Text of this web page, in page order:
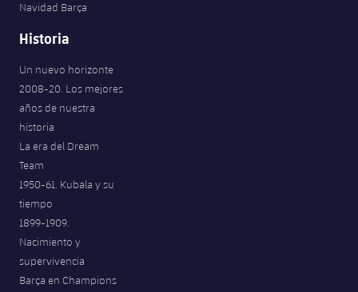
Agenda
Calendario
Clasificaciones
Resultados
Clasificaciones
Hockey Hierba Masculino
Hockey Hierba Femenino
plusicon
más
Actualidad
Plantilla
Agenda
Escuela de Patinaje
Rugby
Actualidad
Jugadores
Resultados
Voleibol
Voleibol masculino
Voleibol femenino
Apúntate a las amateurs
Carnet de las Secciones Amateurs
PLUSICON
MÁS
League of Legends
Navidad Barça
Historia
Un nuevo horizonte
2008-20. Los mejores
años de nuestra
historia
La era del Dream
Team
1950-61. Kubala y su
tiempo
1899-1909.
Nacimiento y
supervivencia
Barça en Champions